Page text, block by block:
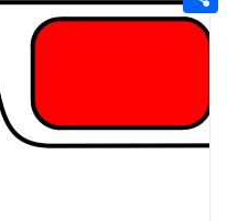
n
g
e
s
a
e
i
C
p